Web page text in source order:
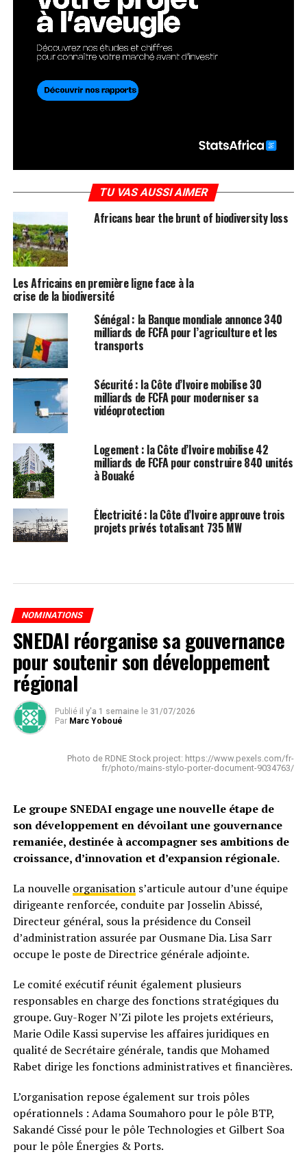
TU VAS AUSSI AIMER
Africans bear the brunt of biodiversity loss
Les Africains en première ligne face à la
crise de la biodiversité
Sénégal : la Banque mondiale annonce 340
milliards de FCFA pour l’agriculture et les
transports
Sécurité : la Côte d’Ivoire mobilise 30
milliards de FCFA pour moderniser sa
vidéoprotection
Logement : la Côte d’Ivoire mobilise 42
milliards de FCFA pour construire 840 unités
à Bouaké
Électricité : la Côte d’Ivoire approuve trois
projets privés totalisant 735 MW
NOMINATIONS
SNEDAI réorganise sa gouvernance
pour soutenir son développement
régional
Publié il y'a 1 semaine le 31/07/2026
Par Marc Yoboué
Photo de RDNE Stock project: https://www.pexels.com/fr-
fr/photo/mains-stylo-porter-document-9034763/
Le groupe SNEDAI engage une nouvelle étape de
son développement en dévoilant une gouvernance
remaniée, destinée à accompagner ses ambitions de
croissance, d’innovation et d’expansion régionale.
La nouvelle organisations’articule autour d’une équipe
dirigeante renforcée, conduite par Josselin Abissé,
Directeur général, sous la présidence du Conseil
d’administration assurée par Ousmane Dia. Lisa Sarr
occupe le poste de Directrice générale adjointe.
Le comité exécutif réunit également plusieurs
responsables en charge des fonctions stratégiques du
groupe. Guy-Roger N’Zi pilote les projets extérieurs,
Marie Odile Kassi supervise les affaires juridiques en
qualité de Secrétaire générale, tandis que Mohamed
Rabet dirige les fonctions administratives et financières.
L’organisation repose également sur trois pôles
opérationnels : Adama Soumahoro pour le pôle BTP,
Sakandé Cissé pour le pôle Technologies et Gilbert Soa
pour le pôle Énergies & Ports.